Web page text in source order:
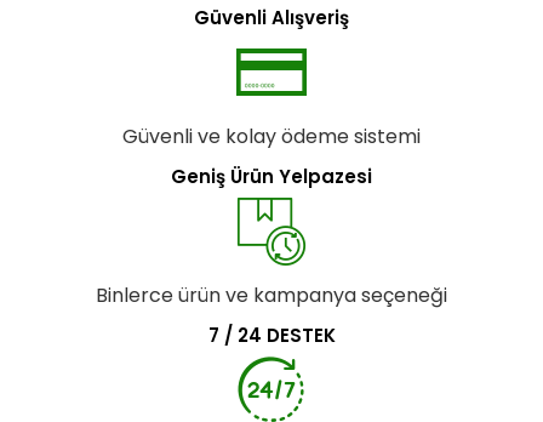
Güvenli Alışveriş
Güvenli ve kolay ödeme sistemi
Geniş Ürün Yelpazesi
Binlerce ürün ve kampanya seçeneği
7 / 24 DESTEK